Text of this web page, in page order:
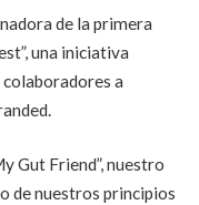
de la primera
una iniciativa
a
Gut Friend”, nuestro
de nuestros principios